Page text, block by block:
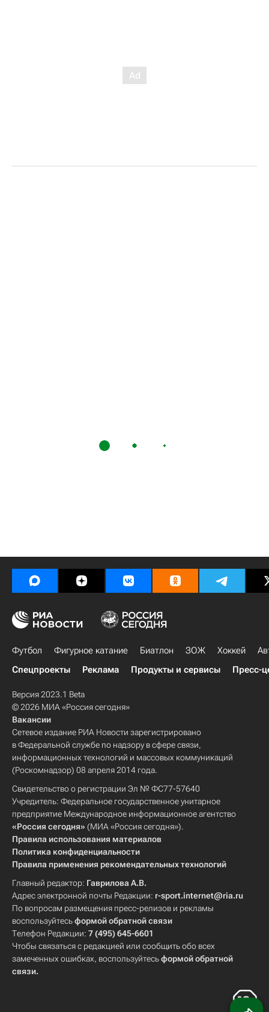
Футбол Фигурное катание Биатлон ЗОЖ Хоккей
Спецпроекты
Реклама Продукты и сервисы Пресс-
Версия 2023.1 Beta
© 2026 МИА «Россия сегодня»
Вакансии
Сетевое издание РИА Новости зарегистрировано
в Федеральной службе по надзору в сфере связи,
информационных технологий и массовых коммуникаций
(Роскомнадзор) 08 апреля 2014 года.
Свидетельство о регистрации Эл № ФС77-57640
Учредитель: Федеральное государственное унитарное
предприятие Международное информационное агентство
«Россия сегодня» (МИА «Россия сегодня»).
Правила использования материалов
Политика конфиденциальности
Правила применения рекомендательных технологий
Главный редактор: Гаврилова А.В.
Адрес электронной почты Редакции: r-sport.internet@ria.ru
По вопросам размещения пресс-релизов и рекламы
воспользуйтесьформой обратной связи
Телефон Редакции: 7 (495) 645-6601
Чтобы связаться с редакцией или сообщить обо всех
замеченных ошибках, воспользуйтесьформой обратной
связи.